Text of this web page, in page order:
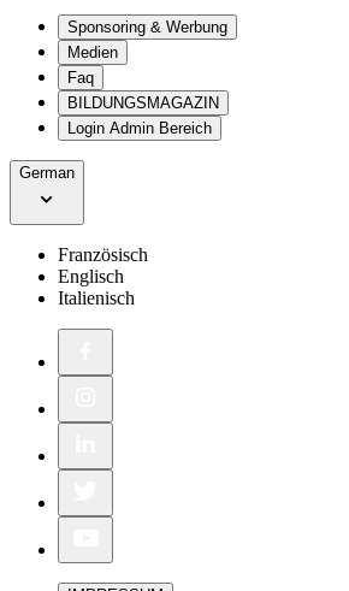
Sponsoring & Werbung
Medien
Faq
BILDUNGSMAGAZIN
Login Admin Bereich
German
Französisch
Englisch
Italienisch